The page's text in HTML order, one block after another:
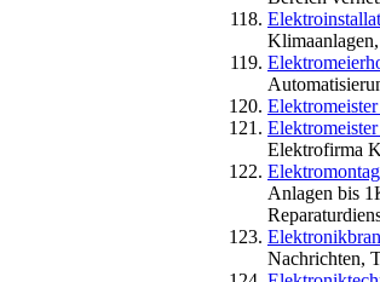
Elektrofirma
Anlagen bis
Nachrichten,